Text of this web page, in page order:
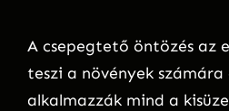
A csepegtető öntözés az
teszi a növények
alkalmazzák mind a